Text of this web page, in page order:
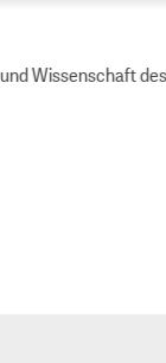
Wissenschaft des